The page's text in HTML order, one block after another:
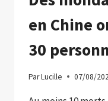
en Chine
30
ParLucille 07/08/